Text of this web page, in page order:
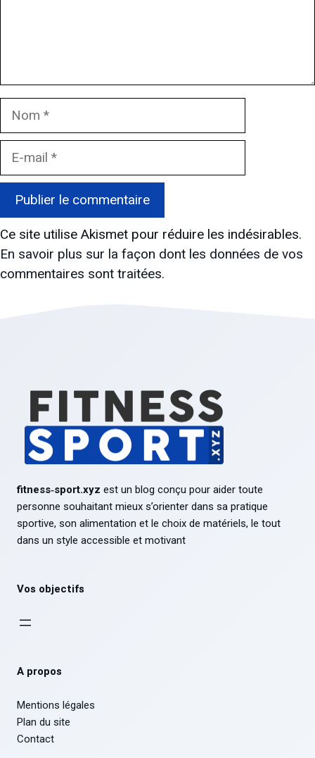
Nom
Ce site utilise Akismet pour réduire les indésirables.
En savoir plus sur la façon dont les données de vos
commentaires sont traitées.
fitness‑sport.xyz est un blog conçu pour aider toute
personne souhaitant mieux s’orienter dans sa pratique
sportive, son alimentation et le choix de matériels, le tout
dans un style accessible et motivant
Vos objectifs
A propos
Mentions légales
Plan du site
Contact